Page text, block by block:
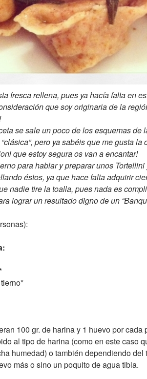
fresca rellena, pues ya hacía falta en
que soy originaria de la
se sale un poco de los esquemas de
pero ya sabéis que me gusta
que estoy segura os van a encantar!
para hablar y preparar unos
éstos, ya que hace falta adquirir
nadie tire la toalla, pues nada es
lograr un resultado digno de un
100 gr. de harina y 1 huevo por
al tipo de harina (como en este caso
humedad) o también dependiendo
más o sino un poquito de agua tibia.